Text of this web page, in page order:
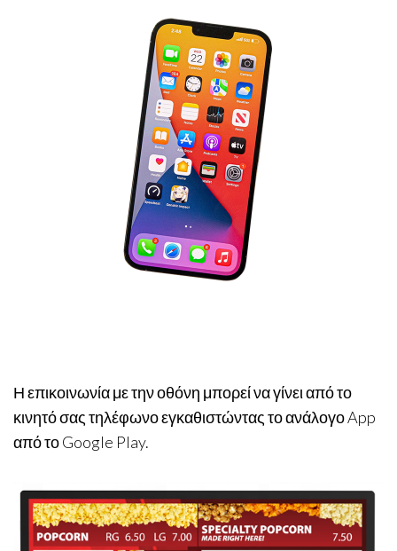
Η επικοινωνία με την οθόνη μπορεί να γίνει από το
κινητό σας τηλέφωνο εγκαθιστώντας το ανάλογο App
από το Google Play.